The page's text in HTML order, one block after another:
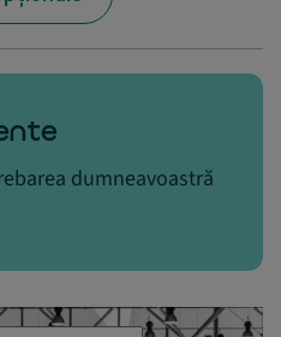
dumneavoastră